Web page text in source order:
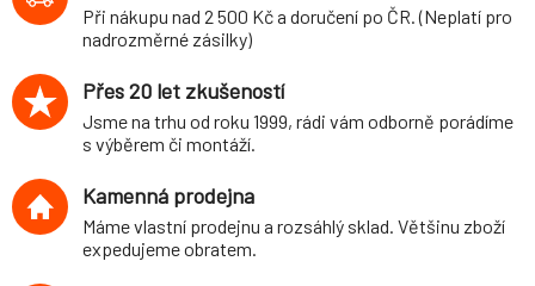
Při nákupu nad 2 500 Kč a doručení po ČR. (Neplatí pro
nadrozměrné zásilky)
Přes 20 let zkušeností
Jsme na trhu od roku 1999, rádi vám odborně porádíme
s výběrem či montáží.
Kamenná prodejna
Máme vlastní prodejnu a rozsáhlý sklad. Většinu zboží
expedujeme obratem.